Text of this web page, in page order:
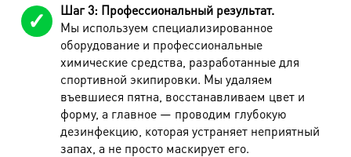
Куртка легкая/джинсовая
Жилет утепл.
Куртка-пихора (до 90 см)
Куртка-пихора (от 90 см)
1950 руб.
Куртка утепл.(синтепон, флис, шерсть,
мембрана)
990 руб.
Шаг 3: Профессиональный результат.
Мы используем специализированное
оборудование и профессиональные
химические средства, разработанные для
спортивной экипировки. Мы удаляем
въевшиеся пятна, восстанавливаем цвет и
форму, а главное — проводим глубокую
дезинфекцию, которая устраняет неприятный
запах, а не просто маскирует его.